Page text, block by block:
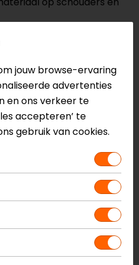
membraan
over dit product?
op of kom langs in één
Capelle aan den IJssel,
In de winkels kun je
en staan onze
jouw browse-ervaring
advertenties
en ons verkeer te
accepteren’ te
gebruik van cookies.